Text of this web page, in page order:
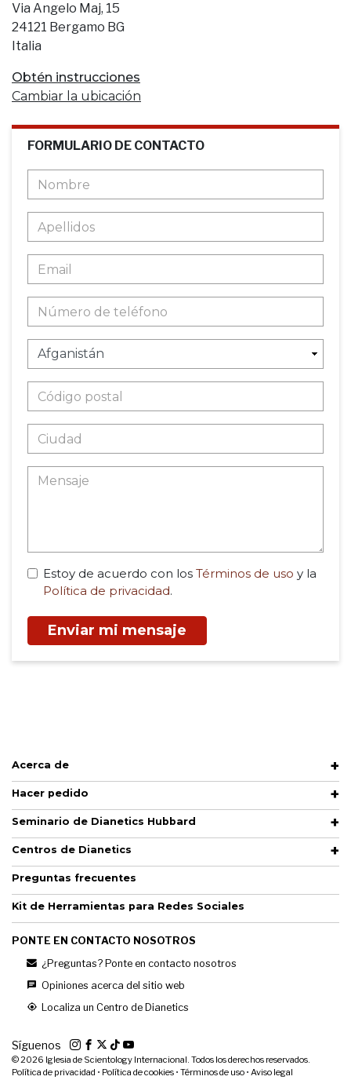
Via Angelo Maj, 15
24121 Bergamo BG
Italia
Obtén instrucciones
Cambiar la ubicación
FORMULARIO DE CONTACTO
Estoy de acuerdo con los Términos de uso y la
Política de privacidad.
Enviar mi mensaje
Acerca de
Hacer pedido
Seminario de Dianetics Hubbard
Centros de Dianetics
Preguntas frecuentes
Kit de Herramientas para Redes Sociales
PONTE EN CONTACTO NOSOTROS
¿Preguntas? Ponte en contacto nosotros
Opiniones acerca del sitio web
Localiza un Centro de Dianetics
Síguenos
© 2026 Iglesia de Scientology Internacional. Todos los derechos reservados.
Política de privacidad • Política de cookies • Términos de uso • Aviso legal